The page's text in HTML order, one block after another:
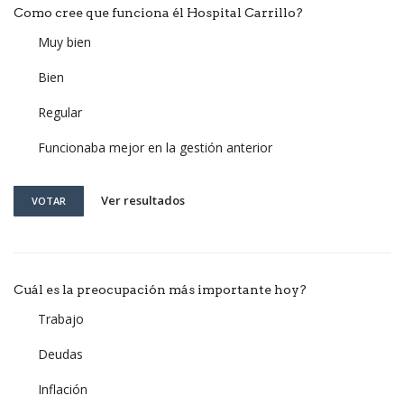
Como cree que funciona él Hospital Carrillo?
Muy bien
Bien
Regular
Funcionaba mejor en la gestión anterior
VOTAR Ver resultados
Cuál es la preocupación más importante hoy?
Trabajo
Deudas
Inflación